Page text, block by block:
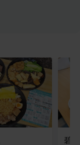
碧